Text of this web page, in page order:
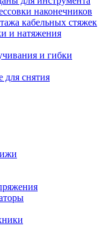
наконечников
кабельных стяжек
и натяжения
и гибки
снятия